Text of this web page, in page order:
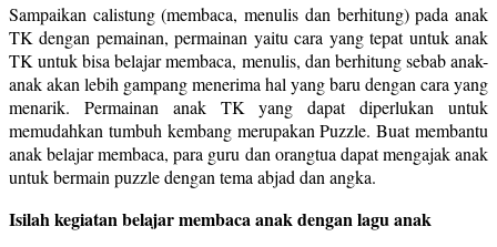
Sampaikan calistung (membaca, menulis dan berhitung) pada anak
TK dengan pemainan, permainan yaitu cara yang tepat untuk anak
TK untuk bisa belajar membaca, menulis, dan berhitung sebab anak-
anak akan lebih gampang menerima hal yang baru dengan cara yang
menarik. Permainan anak TK yang dapat diperlukan untuk
memudahkan tumbuh kembang merupakan Puzzle. Buat membantu
anak belajar membaca, para guru dan orangtua dapat mengajak anak
untuk bermain puzzle dengan tema abjad dan angka.
Isilah kegiatan belajar membaca anak dengan lagu anak